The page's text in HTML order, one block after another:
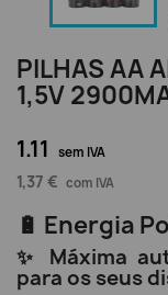
PILHAS AA
1,5V
1.11 sem IVA
1,37 € com IVA
🔋 Energia
✨ Máxima
para os seus